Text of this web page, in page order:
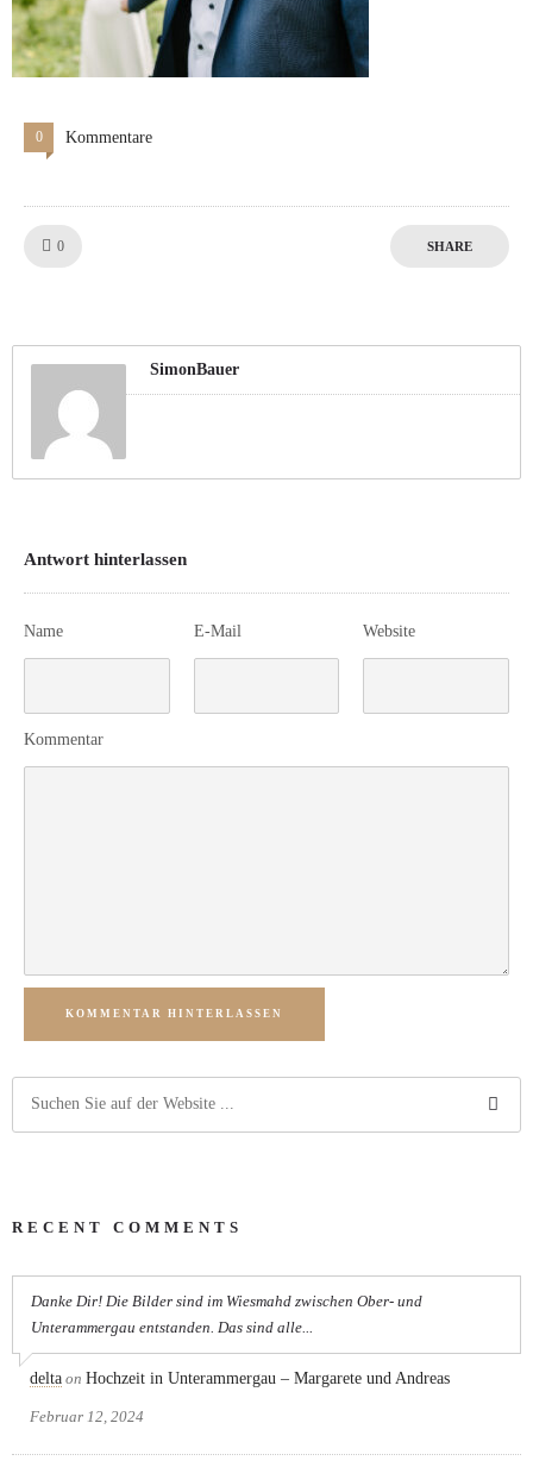
0 Kommentare
0 SHARE
SimonBauer
Antwort hinterlassen
Name E-Mail Website
Kommentar
KOMMENTAR HINTERLASSEN
RECENT COMMENTS
Danke Dir! Die Bilder sind im Wiesmahd zwischen Ober- und
Unterammergau entstanden. Das sind alle...
delta on Hochzeit in Unterammergau – Margarete und Andreas
Februar 12, 2024